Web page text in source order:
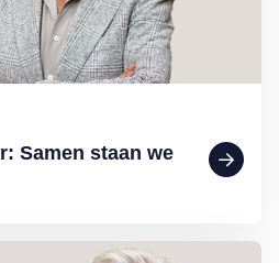
Samen staan we
Vakantie